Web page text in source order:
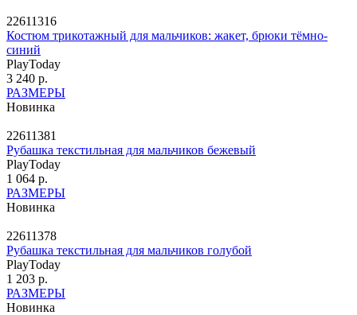
22611316
Костюм трикотажный для мальчиков: жакет, брюки тёмно-
синий
PlayToday
3 240 р.
РАЗМЕРЫ
Новинка
22611381
Рубашка текстильная для мальчиков бежевый
PlayToday
1 064 р.
РАЗМЕРЫ
Новинка
22611378
Рубашка текстильная для мальчиков голубой
PlayToday
1 203 р.
РАЗМЕРЫ
Новинка